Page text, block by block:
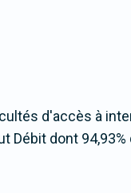
d'accès à
Débit dont